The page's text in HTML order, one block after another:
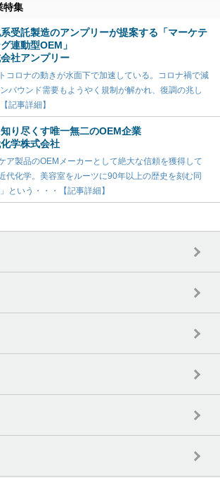
特集
受託製造のアンプリーが提案する「マーケテ
連動型OEM」
社アンプリー
コロナの動きが水面下で加速している。コロナ禍で減
バウンド需要もようやく規制が解かれ、復調の兆し
記事詳細】
り尽くす唯一無二のOEM企業
学株式会社
ア製品のOEMメーカーとして絶大な信頼を獲得して
代化学。美容室をルーツに90年以上の歴史を刻む同
という・・・【記事詳細】